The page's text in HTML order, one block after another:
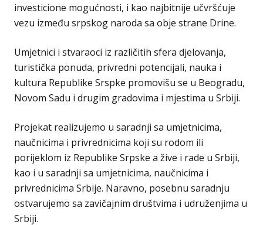
investicione mogućnosti, i kao najbitnije učvršćuje
vezu između srpskog naroda sa obje strane Drine.
Umjetnici i stvaraoci iz različitih sfera djelovanja,
turistička ponuda, privredni potencijali, nauka i
kultura Republike Srspke promovišu se u Beogradu,
Novom Sadu i drugim gradovima i mjestima u Srbiji.
Projekat realizujemo u saradnji sa umjetnicima,
naučnicima i privrednicima koji su rodom ili
porijeklom iz Republike Srpske a žive i rade u Srbiji,
kao i u saradnji sa umjetnicima, naučnicima i
privrednicima Srbije. Naravno, posebnu saradnju
ostvarujemo sa zavičajnim društvima i udruženjima u
Srbiji.